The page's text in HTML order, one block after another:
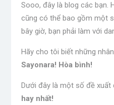
Sooo, đây là blog các bạn.
cũng có thể bao gồm một
bây giờ, bạn phải làm với
Hãy cho tôi biết những
Sayonara! Hòa bình!
Dưới đây là một số đề xuất
hay nhất!